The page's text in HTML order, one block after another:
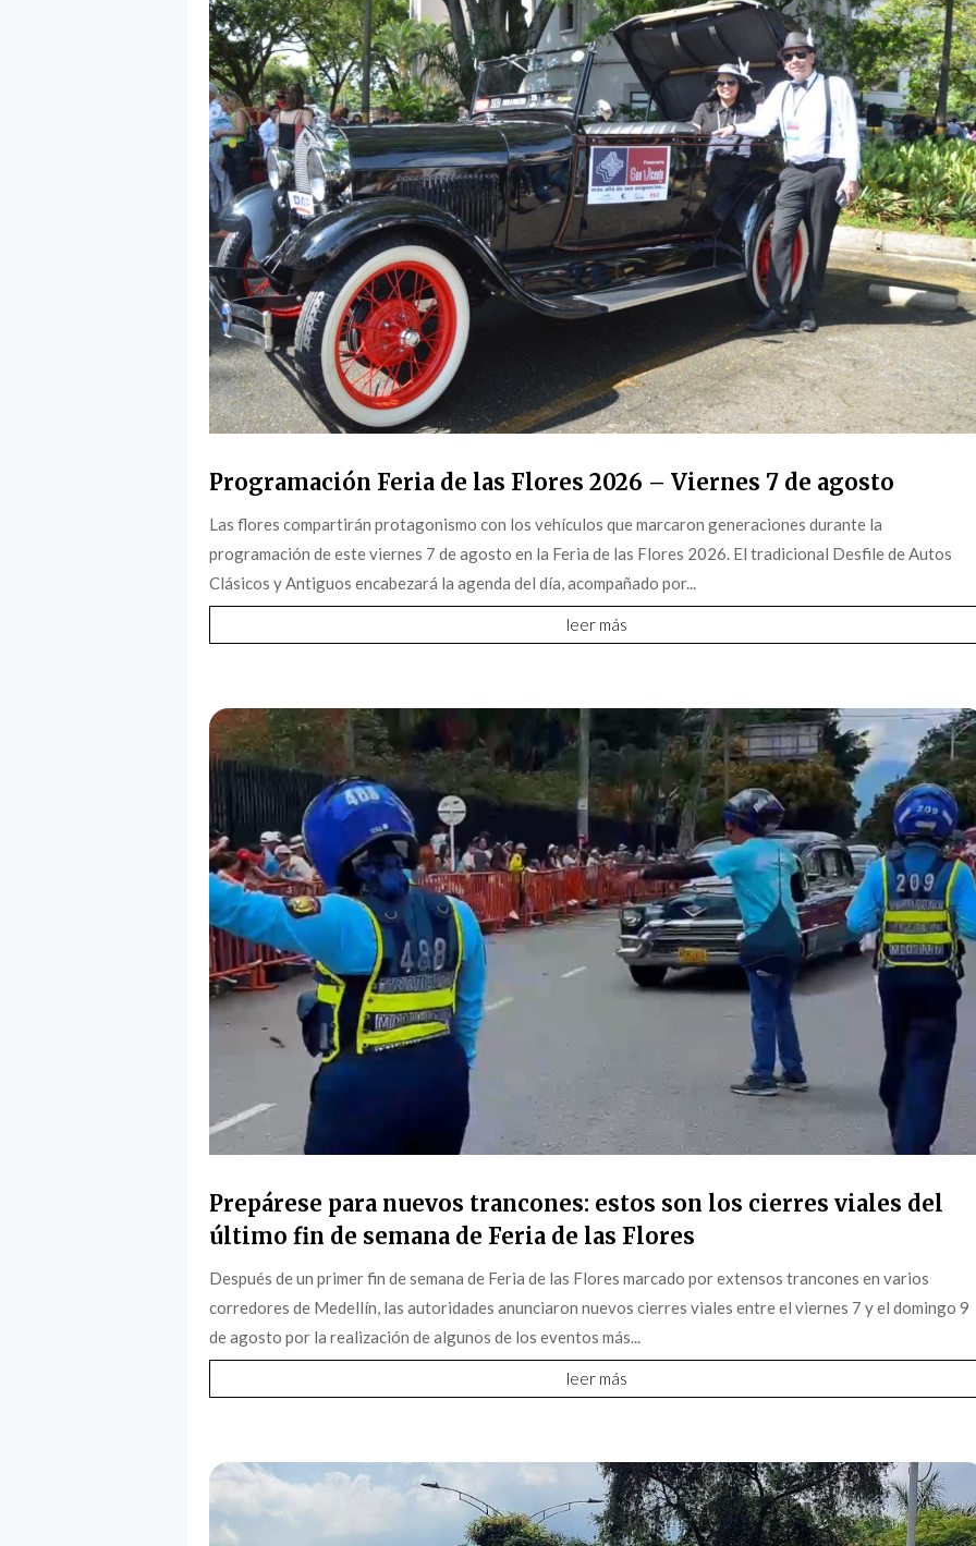
Programación Feria de las Flores 2026 – Viernes 7 de agosto
Las flores compartirán protagonismo con los vehículos que marcaron generaciones durante la
programación de este viernes 7 de agosto en la Feria de las Flores 2026. El tradicional Desfile de Autos
Clásicos y Antiguos encabezará la agenda del día, acompañado por...
leer más
Prepárese para nuevos trancones: estos son los cierres viales del
último fin de semana de Feria de las Flores
Después de un primer fin de semana de Feria de las Flores marcado por extensos trancones en varios
corredores de Medellín, las autoridades anunciaron nuevos cierres viales entre el viernes 7 y el domingo 9
de agosto por la realización de algunos de los eventos más...
leer más